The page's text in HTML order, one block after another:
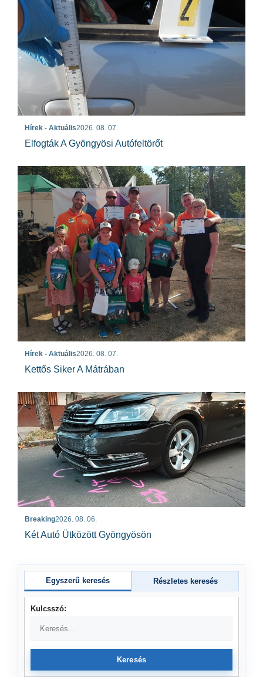
Hírek - Aktuális2026. 08. 07.
Elfogták A Gyöngyösi Autófeltörőt
Hírek - Aktuális2026. 08. 07.
Kettős Siker A Mátrában
Breaking2026. 08. 06.
Két Autó Ütközött Gyöngyösön
Egyszerű keresés Részletes keresés
Kulcsszó:
Keresés